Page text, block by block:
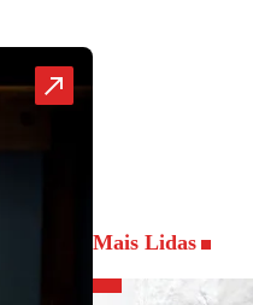
Mais Lidas